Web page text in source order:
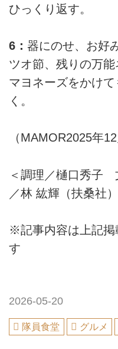
ひっくり返す。
6： 器にのせ、お好
ツオ節、残りの万能
マヨネーズをかけ
く。
（MAMOR2025年12
＜調理／樋口秀子
／林 紘輝（扶桑社
※記事内容は上記掲
す
2026-05-20
隊員食堂 グルメ